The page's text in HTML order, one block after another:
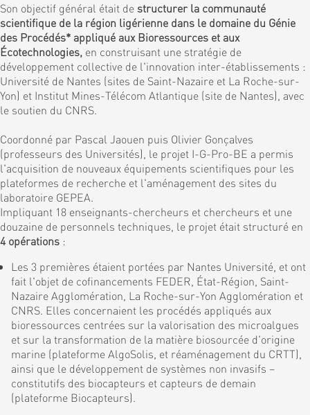
Son objectif général était de structurer la communauté
scientifique de la région ligérienne dans le domaine du Génie
des Procédés* appliqué aux Bioressources et aux
Écotechnologies, en construisant une stratégie de
développement collective de l'innovation inter-établissements :
Université de Nantes (sites de Saint-Nazaire et La Roche-sur-
Yon) et Institut Mines-Télécom Atlantique (site de Nantes), avec
le soutien du CNRS.
Coordonné par Pascal Jaouen puis Olivier Gonçalves
(professeurs des Universités), le projet I-G-Pro-BE a permis
l'acquisition de nouveaux équipements scientifiques pour les
plateformes de recherche et l'aménagement des sites du
laboratoire GEPEA.
Impliquant 18 enseignants-chercheurs et chercheurs et une
douzaine de personnels techniques, le projet était structuré en
4 opérations :
Les 3 premières étaient portées par Nantes Université, et ont
fait l'objet de cofinancements FEDER, État-Région, Saint-
Nazaire Agglomération, La Roche-sur-Yon Agglomération et
CNRS. Elles concernaient les procédés appliqués aux
bioressources centrées sur la valorisation des microalgues
et sur la transformation de la matière biosourcée d'origine
marine (plateforme AlgoSolis, et réaménagement du CRTT),
ainsi que le développement de systèmes non invasifs –
constitutifs des biocapteurs et capteurs de demain
(plateforme Biocapteurs).